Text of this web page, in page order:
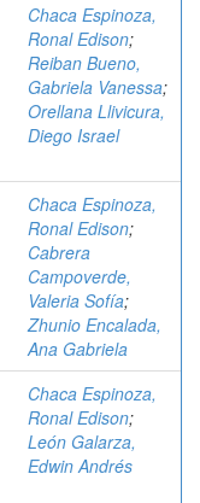
Chaca Espinoza,
Ronal Edison;
Reiban Bueno,
Gabriela Vanessa;
Orellana Llivicura,
Diego Israel
Chaca Espinoza,
Ronal Edison;
Cabrera
Campoverde,
Valeria Sofía;
Zhunio Encalada,
Ana Gabriela
Chaca Espinoza,
Ronal Edison;
León Galarza,
Edwin Andrés